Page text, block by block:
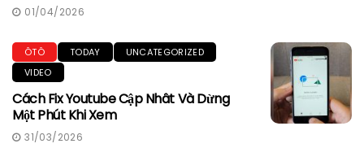
01/04/2026
ÔTÔ TODAY
UNCATEGORIZED
VIDEO
Cách Fix Youtube Cập Nhât Và Dừng
Một Phút Khi Xem
31/03/2026